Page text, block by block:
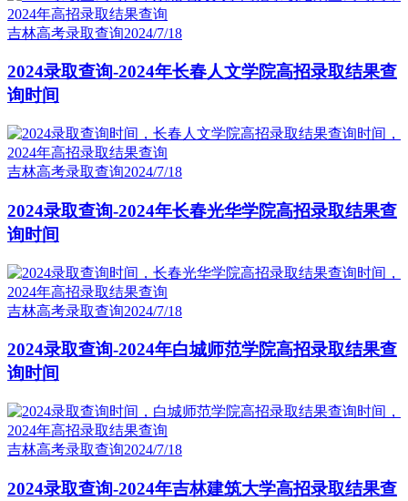
吉林高考录取查询2024/7/18
2024录取查询-2024年长春人文学院高招录取结果查
询时间
吉林高考录取查询2024/7/18
2024录取查询-2024年长春光华学院高招录取结果查
询时间
吉林高考录取查询2024/7/18
2024录取查询-2024年白城师范学院高招录取结果查
询时间
吉林高考录取查询2024/7/18
2024录取查询-2024年吉林建筑大学高招录取结果查